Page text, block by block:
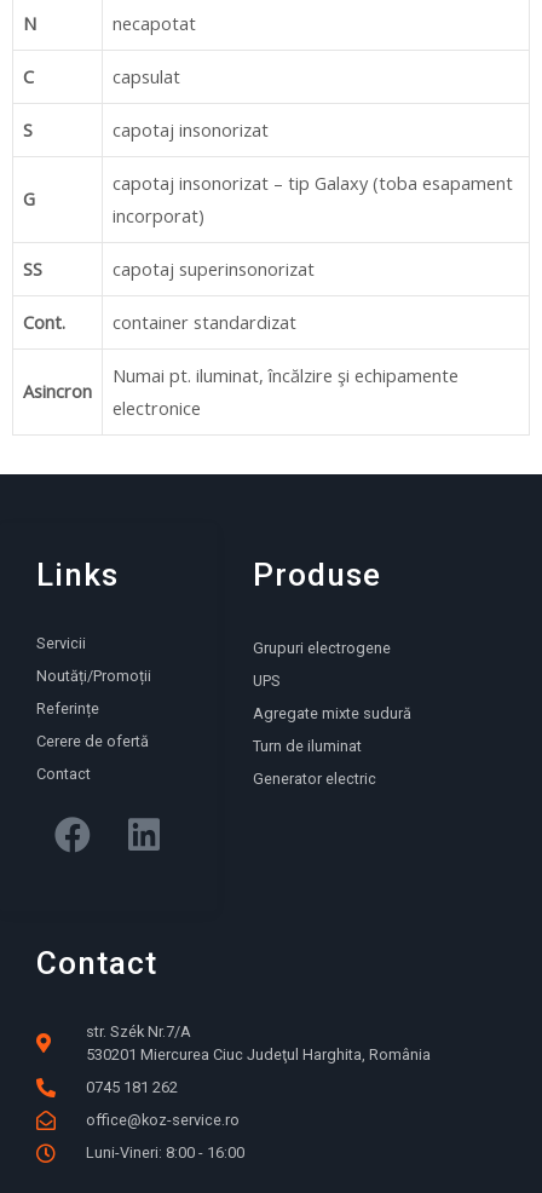
N necapotat
C capsulat
S capotaj insonorizat
G
capotaj insonorizat – tip Galaxy (toba esapament
incorporat)
SS capotaj superinsonorizat
Cont. container standardizat
Asincron
Numai pt. iluminat, încălzire şi echipamente
electronice
Links
Servicii
Noutăți/Promoții
Referințe
Cerere de ofertă
Contact
Produse
Grupuri electrogene
UPS
Agregate mixte sudură
Turn de iluminat
Generator electric
Contact
str. Szék Nr.7/A
530201 Miercurea Ciuc Judeţul Harghita, România
0745 181 262
office@koz-service.ro
Luni-Vineri: 8:00 - 16:00